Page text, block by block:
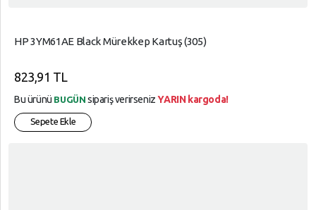
HP 3YM61AE Black Mürekkep Kartuş (305)
823,91 TL
Bu ürünü BUGÜN sipariş verirsenizYARIN kargoda!
Sepete Ekle